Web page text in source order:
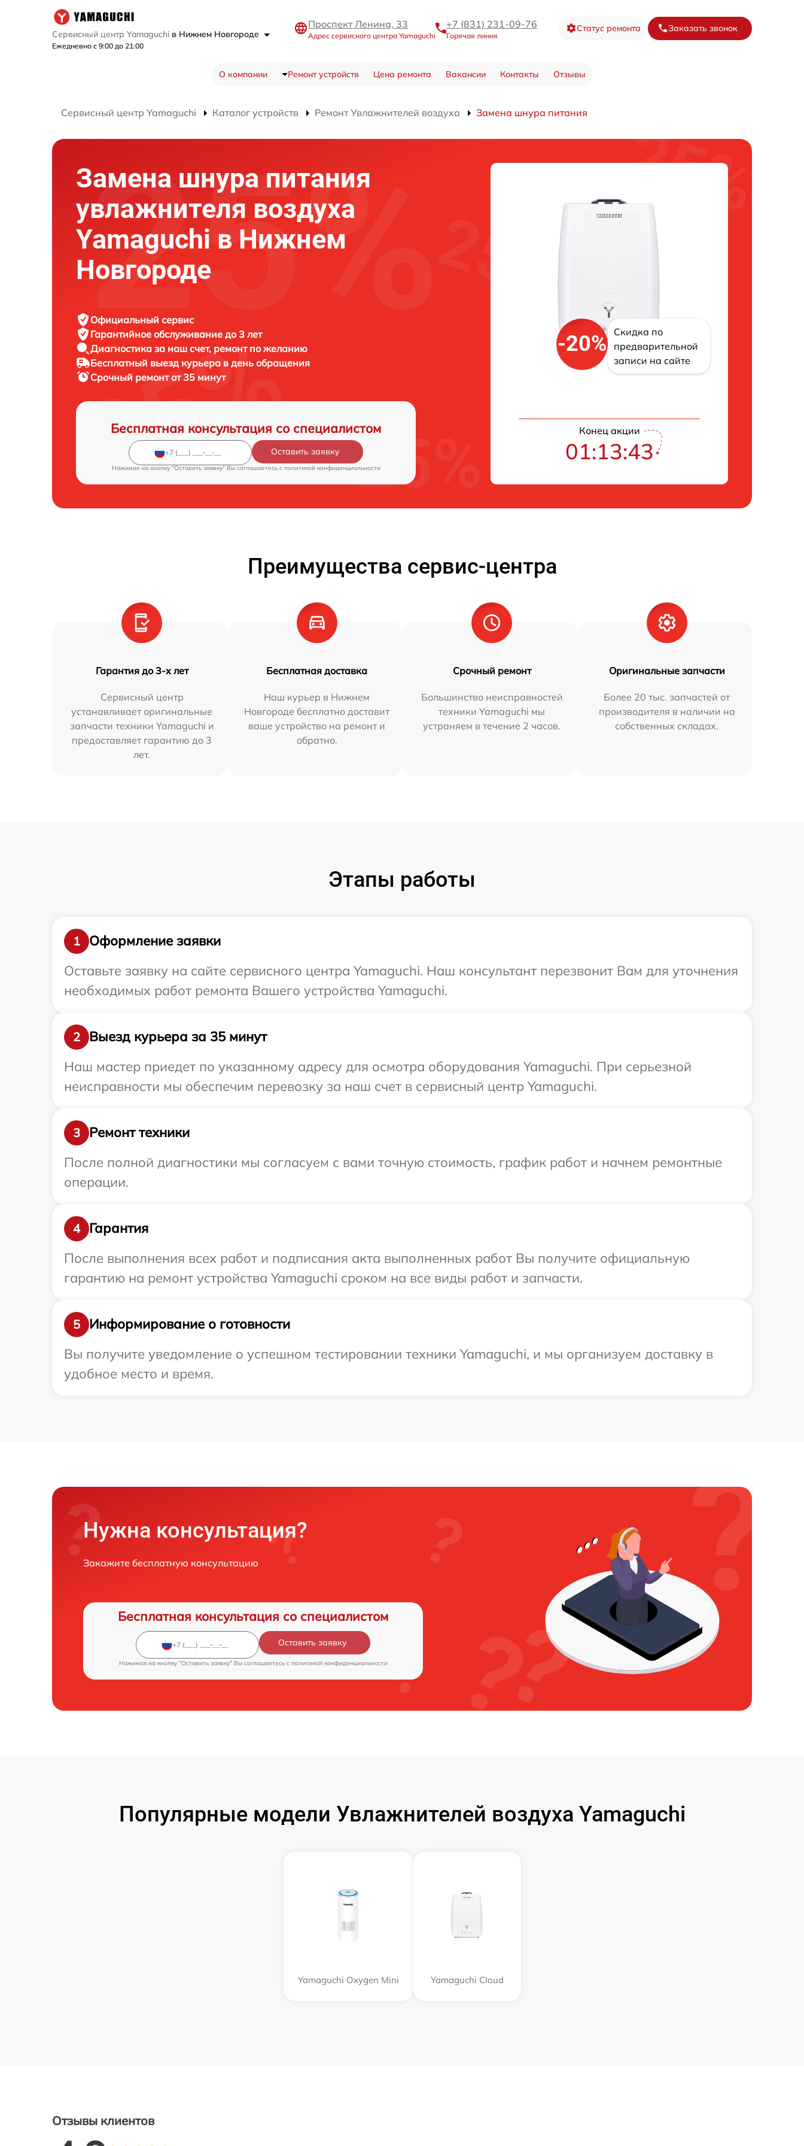
Сервисный центр Yamaguchi в Нижнем Новгороде
Ежедневно с 9:00 до 21:00
Проспект Ленина, 33
Адрес сервисного центра Yamaguchi
+7 (831) 231-09-76
Горячая линия
Статус ремонта Заказать звонок
О компании Ремонт устройств Цена ремонта Вакансии Контакты Отзывы
Сервисный центр Yamaguchi Каталог устройств Ремонт Увлажнителей воздуха Замена шнура питания
Замена шнура питания
увлажнителя воздуха
Yamaguchi в Нижнем
Новгороде
Официальный сервис
Гарантийное обслуживание до 3 лет
Диагностика за наш счет, ремонт по желанию
Бесплатный выезд курьера в день обращения
Срочный ремонтот 35 минут
Бесплатная консультация со специалистом
Оставить заявку
Нажимая на кнопку "Оставить заявку" Вы соглашаетесь c политикой конфиденциальности
-20%
Скидка по
предварительной
записи на сайте
Конец акции
01:13:42
Преимущества сервис-центра
Гарантия до 3-х лет
Сервисный центр
устанавливает оригинальные
запчасти техники Yamaguchi и
предоставляет гарантию до 3
лет.
Бесплатная доставка
Наш курьер в Нижнем
Новгороде бесплатно доставит
ваше устройство на ремонт и
обратно.
Срочный ремонт
Большинство неисправностей
техники Yamaguchi мы
устраняем в течение 2 часов.
Оригинальные запчасти
Более 20 тыс. запчастей от
производителя в наличии на
собственных складах.
Этапы работы
1
Оформление заявки
Оставьте заявку на сайте сервисного центра Yamaguchi. Наш консультант перезвонит Вам для уточнения
необходимых работ ремонта Вашего устройства Yamaguchi.
2
Выезд курьера за 35 минут
Наш мастер приедет по указанному адресу для осмотра оборудования Yamaguchi. При серьезной
неисправности мы обеспечим перевозку за наш счет в сервисный центр Yamaguchi.
3
Ремонт техники
После полной диагностики мы согласуем с вами точную стоимость, график работ и начнем ремонтные
операции.
4
Гарантия
После выполнения всех работ и подписания акта выполненных работ Вы получите официальную
гарантию на ремонт устройства Yamaguchi сроком на все виды работ и запчасти.
5
Информирование о готовности
Вы получите уведомление о успешном тестировании техники Yamaguchi, и мы организуем доставку в
удобное место и время.
Нужна консультация?
Закажите бесплатную консультацию
Бесплатная консультация со специалистом
Оставить заявку
Нажимая на кнопку "Оставить заявку" Вы соглашаетесь c политикой конфиденциальности
Популярные модели Увлажнителей воздуха Yamaguchi
Yamaguchi Oxygen Mini Yamaguchi Cloud
Отзывы клиентов